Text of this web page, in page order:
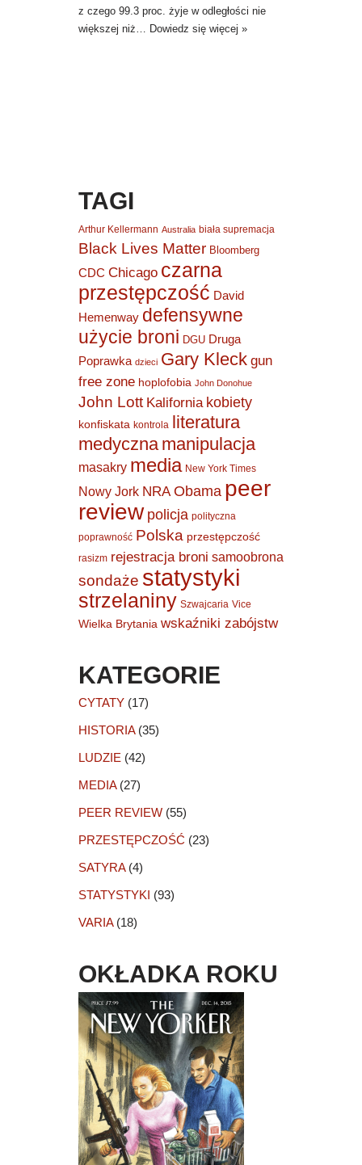
z czego 99.3 proc. żyje w odległości nie
większej niż…
Dowiedz się więcej »
TAGI
Arthur Kellermann Australia biała supremacja
Black Lives Matter Bloomberg
CDC Chicago czarna
przestępczość David
Hemenway defensywne
użycie broni DGU Druga
Poprawka dzieci Gary Kleck gun
free zone hoplofobia John Donohue
John Lott Kalifornia kobiety
konfiskata kontrola literatura
medyczna manipulacja
masakry media New York Times
Nowy Jork NRA Obama peer
review policja polityczna
poprawność Polska przestępczość
rasizm rejestracja broni samoobrona
sondaże statystyki
strzelaniny Szwajcaria Vice
Wielka Brytania wskaźniki zabójstw
KATEGORIE
CYTATY(17)
HISTORIA(35)
LUDZIE (42)
MEDIA(27)
PEER REVIEW(55)
PRZESTĘPCZOŚĆ (23)
SATYRA(4)
STATYSTYKI (93)
VARIA(18)
OKŁADKA ROKU